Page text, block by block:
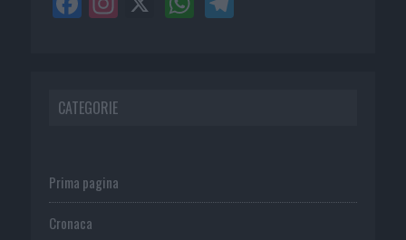
CATEGORIE
Prima pagina
Cronaca